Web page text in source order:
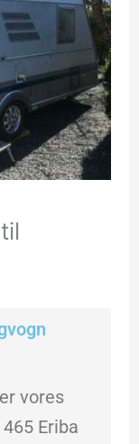
vores
Eriba